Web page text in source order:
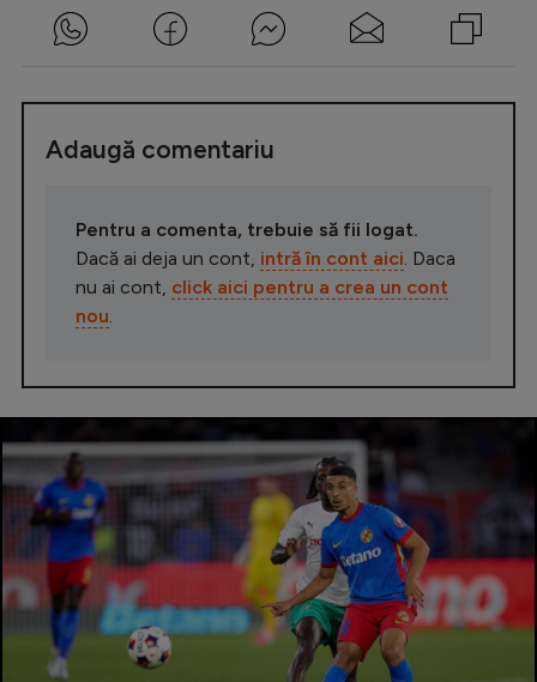
Adaugă comentariu
Pentru a comenta, trebuie să fii logat.
Dacă ai deja un cont, intră în cont aici . Daca
nu ai cont, click aici pentru a crea un cont
nou